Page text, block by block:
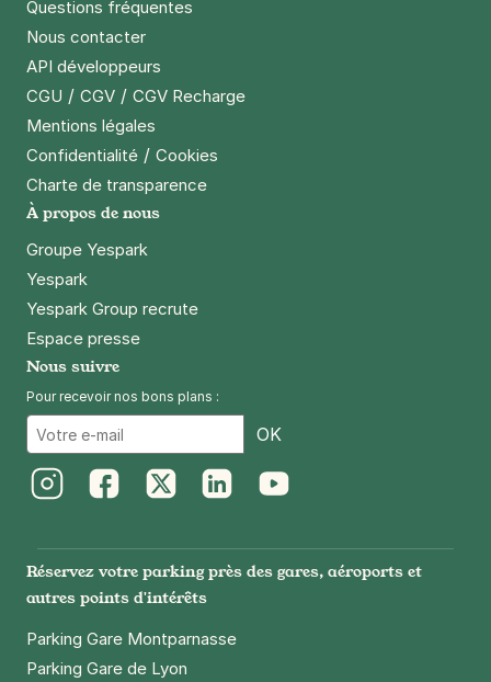
Questions fréquentes
Nous contacter
API développeurs
CGU / CGV / CGV Recharge
Mentions légales
Confidentialité / Cookies
Charte de transparence
À propos de nous
Groupe Yespark
Yespark
Yespark Group recrute
Espace presse
Nous suivre
Pour recevoir nos bons plans :
OK
Réservez votre parking près des gares, aéroports et
autres points d'intérêts
Parking Gare Montparnasse
Parking Gare de Lyon